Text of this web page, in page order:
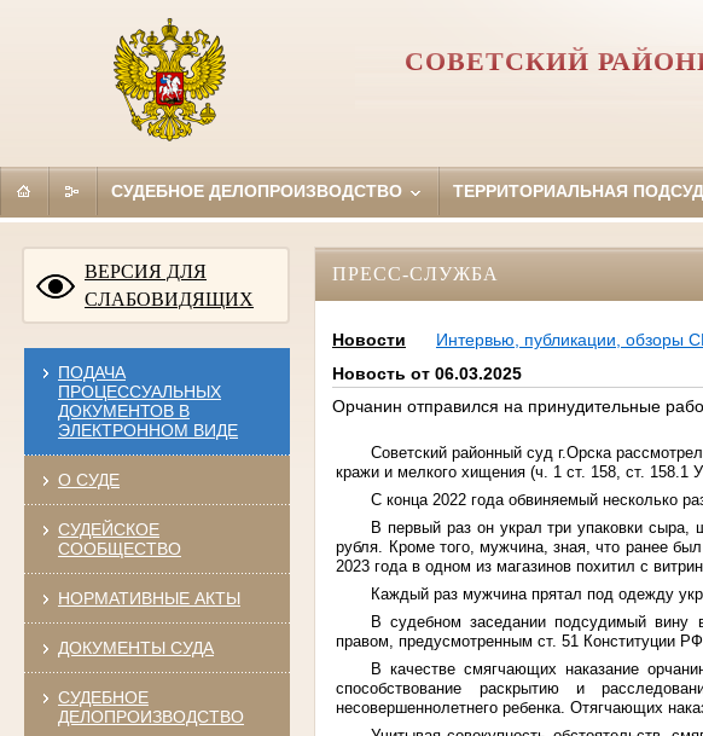
СОВЕТСКИЙ
СУДЕБНОЕ ДЕЛОПРОИЗВОДСТВО ТЕРРИТОРИАЛЬНАЯ
ВЕРСИЯ ДЛЯ
СЛАБОВИДЯЩИХ
ПОДАЧА
ПРОЦЕССУАЛЬНЫХ
ДОКУМЕНТОВ В
ЭЛЕКТРОННОМ ВИДЕ
О СУДЕ
СУДЕЙСКОЕ
СООБЩЕСТВО
НОРМАТИВНЫЕ АКТЫ
ДОКУМЕНТЫ СУДА
СУДЕБНОЕ
ДЕЛОПРОИЗВОДСТВО
ПРЕСС-СЛУЖБА
Новости Интервью, публикации, обзоры
Новость от 06.03.2025
Орчанин отправился на принудительные
Советский районный суд г.Орска
кражи и мелкого хищения (ч. 1 ст. 158, ст. 158.1
С конца 2022 года обвиняемый несколько
В первый раз он украл три упаковки
рубля. Кроме того, мужчина, зная, что ранее
2023 года в одном из магазинов похитил с
Каждый раз мужчина прятал под одежду
В судебном заседании подсудимый вину
правом, предусмотренным ст. 51 Конституции
В качестве смягчающих наказание
способствование раскрытию и
несовершеннолетнего ребенка. Отягчающих